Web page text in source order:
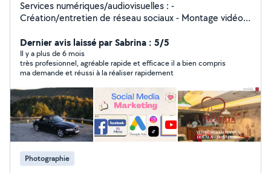
Services numériques/audiovisuelles : -
Création/entretien de réseau sociaux - Montage vidéo
professionnel Service rapide et adapté à vos besoins
Bilingue anglais/français N'hésitez pas à me contacter
pour vos projets créatifs !
Dernier avis laissé par Sabrina : 5/5
Il y a plus de 6 mois
très profesionnel, agréable rapide et efficace il a bien compris
ma demande et réussi à la réaliser rapidement
Photographie